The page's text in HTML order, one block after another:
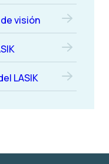
visión
LASIK